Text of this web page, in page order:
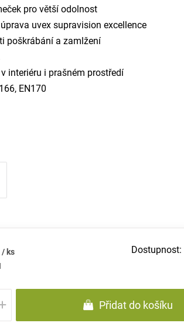
pro větší odolnost
uvex supravision excellence
poškrábání a zamlžení
interiéru i prašném prostředí
EN170
/ ks
Přidat do košíku